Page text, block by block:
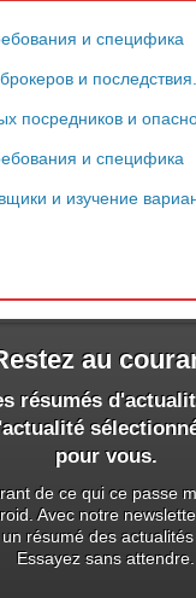
и специфика
и последствия.
посредников и
и специфика
и изучение
au
résumés
pour vous.
de ce qui ce passe
Avec notre
résumé des
Essayez sans attendre.